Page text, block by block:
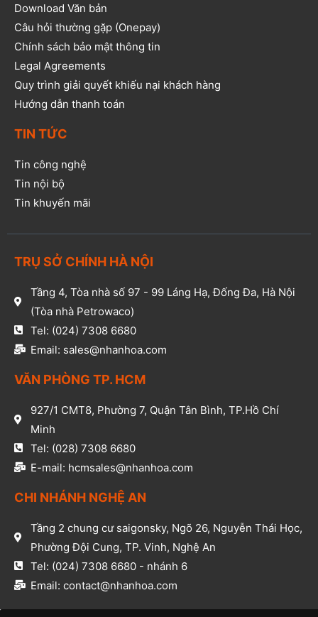
Download Văn bản
Câu hỏi thường gặp (Onepay)
Chính sách bảo mật thông tin
Legal Agreements
Quy trình giải quyết khiếu nại khách hàng
Hướng dẫn thanh toán
TIN TỨC
Tin công nghệ
Tin nội bộ
Tin khuyến mãi
TRỤ SỞ CHÍNH HÀ NỘI
Tầng 4, Tòa nhà số 97 - 99 Láng Hạ, Đống Đa, Hà Nội
(Tòa nhà Petrowaco)
Tel: (024) 7308 6680
Email: sales@nhanhoa.com
VĂN PHÒNG TP. HCM​
927/1 CMT8, Phường 7, Quận Tân Bình, TP.Hồ Chí
Minh​
Tel: (028) 7308 6680​
E-mail: hcmsales@nhanhoa.com​
CHI NHÁNH NGHỆ AN​
Tầng 2 chung cư saigonsky, Ngõ 26, Nguyễn Thái Học,
Phường Đội Cung, TP. Vinh, Nghệ An​
Tel: (024) 7308 6680 - nhánh 6​
Email: contact@nhanhoa.com​